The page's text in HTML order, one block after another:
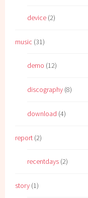
device (2)
music (31)
demo (12)
discography (8)
download (4)
report (2)
recentdays (2)
story (1)